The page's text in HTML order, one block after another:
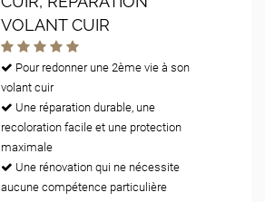
VOLANT CUIR
Pour redonner une 2ème vie à son
volant cuir
Une réparation durable, une
recoloration facile et une protection
maximale
Une rénovation qui ne nécessite
aucune compétence particulière